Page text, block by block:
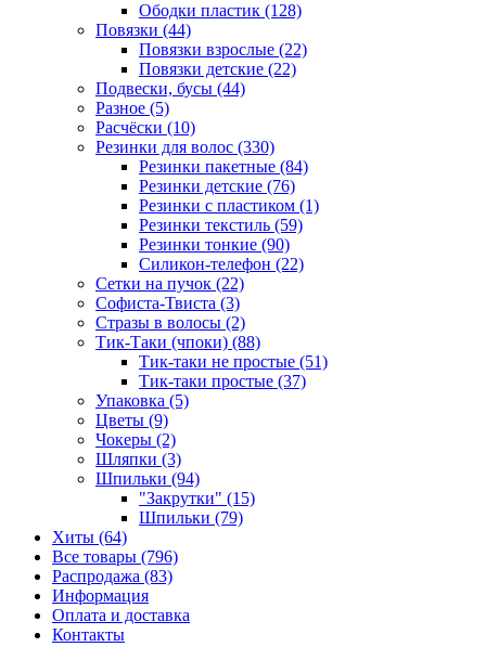
Ободки пластик (128)
Повязки (44)
Повязки взрослые (22)
Повязки детские (22)
Подвески, бусы (44)
Разное (5)
Расчёски (10)
Резинки для волос (330)
Резинки пакетные (84)
Резинки детские (76)
Резинки с пластиком (1)
Резинки текстиль (59)
Резинки тонкие (90)
Силикон-телефон (22)
Сетки на пучок (22)
Софиста-Твиста (3)
Стразы в волосы (2)
Тик-Таки (чпоки) (88)
Тик-таки не простые (51)
Тик-таки простые (37)
Упаковка (5)
Цветы (9)
Чокеры (2)
Шляпки (3)
Шпильки (94)
"Закрутки" (15)
Шпильки (79)
Хиты (64)
Все товары (796)
Распродажа (83)
Информация
Оплата и доставка
Контакты